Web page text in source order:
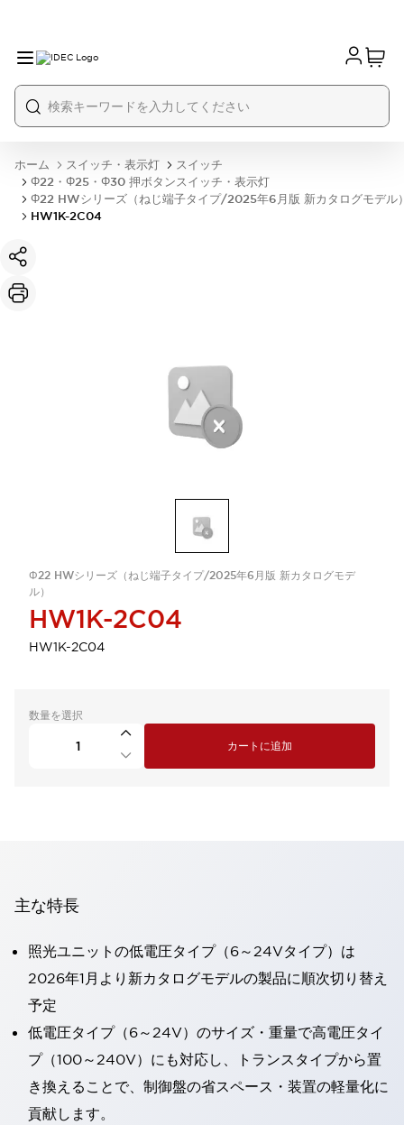
ホーム スイッチ・表示灯
スイッチ
Φ22・Φ25・Φ30 押ボタンスイッチ・表示灯
Φ22 HWシリーズ（ねじ端子タイプ/2025年6月版 新カタログモデル
HW1K-2C04
Φ22 HWシリーズ（ねじ端子タイプ/2025年6月版 新カタログモデ
ル）
HW1K-2C04
HW1K-2C04
数量を選択
カートに追加
主な特長
照光ユニットの低電圧タイプ（6～24Vタイプ）は
2026年1月より新カタログモデルの製品に順次切り替え
予定
低電圧タイプ（6～24V）のサイズ・重量で高電圧タイ
プ（100～240V）にも対応し、トランスタイプから置
き換えることで、制御盤の省スペース・装置の軽量化に
貢献します。